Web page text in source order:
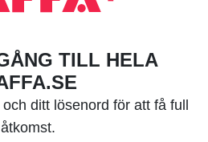
TILL HELA
ditt lösenord för att få full
åtkomst.